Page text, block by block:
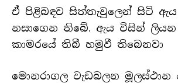
ඒ පිළිබඳව සිත්තැවුලෙන් සිටි ඇය
නසාගෙන තිබේ. ඇය විසින්
කාමරයේ තිබී හමුවී තිබෙනවා
මොනරාගල වැඩබලන මූලස්ථාන